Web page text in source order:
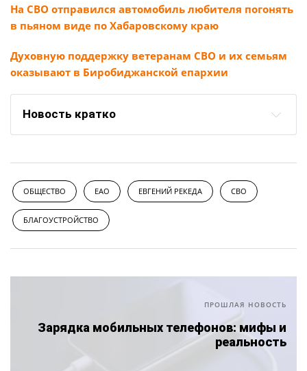
На СВО отправился автомобиль любителя погонять
в пьяном виде по Хабаровскому краю
Духовную поддержку ветеранам СВО и их семьям
оказывают в Биробиджанской епархии
Новость кратко
ОБЩЕСТВО ЕАО ЕВГЕНИЙ РЕКЕДА СВО
БЛАГОУСТРОЙСТВО
ПРОШЛАЯ НОВОСТЬ
Зарядка мобильных телефонов: мифы и
реальность